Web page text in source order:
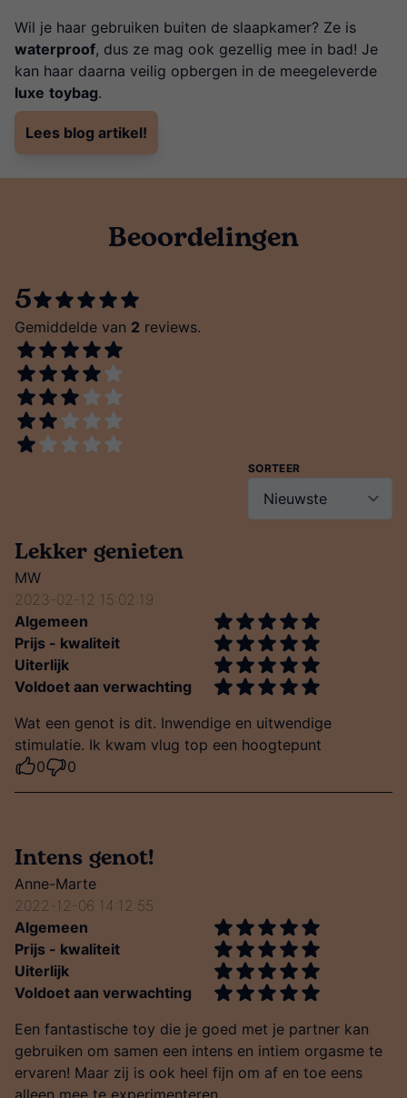
Wil je haar gebruiken buiten de slaapkamer? Ze is
waterproof, dus ze mag ook gezellig mee in bad! Je
kan haar daarna veilig opbergen in de meegeleverde
luxe toybag.
Lees blog artikel!
Beoordelingen
5
Gemiddelde van 2 reviews.
SORTEER
Lekker genieten
MW
2023-02-12 15:02:19
Algemeen
Prijs - kwaliteit
Uiterlijk
Voldoet aan verwachting
Wat een genot is dit. Inwendige en uitwendige
stimulatie. Ik kwam vlug top een hoogtepunt
0
0
Intens genot!
Anne-Marte
2022-12-06 14:12:55
Algemeen
Prijs - kwaliteit
Uiterlijk
Voldoet aan verwachting
Een fantastische toy die je goed met je partner kan
gebruiken om samen een intens en intiem orgasme te
ervaren! Maar zij is ook heel fijn om af en toe eens